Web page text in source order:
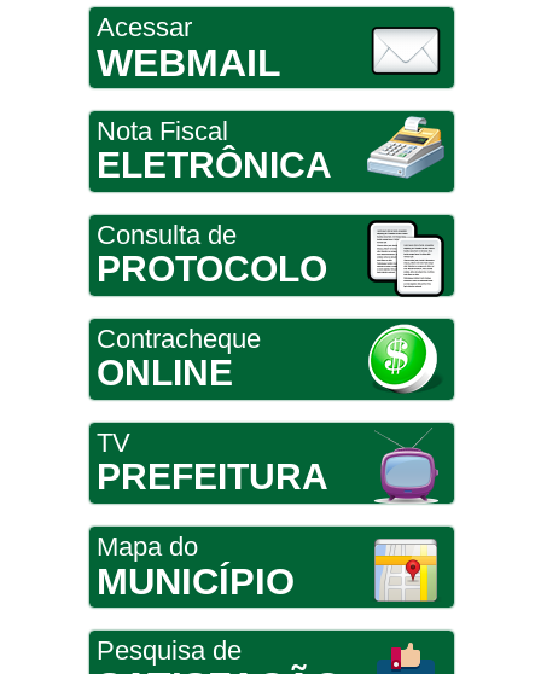
Acessar
WEBMAIL
Nota Fiscal
ELETRÔNICA
Consulta de
PROTOCOLO
Contracheque
ONLINE
TV
PREFEITURA
Mapa do
MUNICÍPIO
Pesquisa de